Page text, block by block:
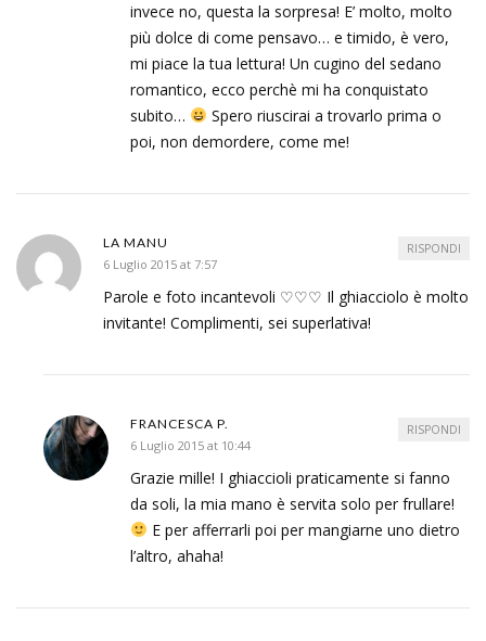
invece no, questa la sorpresa! E’ molto, molto
più dolce di come pensavo… e timido, è vero,
mi piace la tua lettura! Un cugino del sedano
romantico, ecco perchè mi ha conquistato
subito…
Spero riuscirai a trovarlo prima o
poi, non demordere, come me!
LA MANU
6 Luglio 2015 at 7:57
Parole e foto incantevoli ♡♡♡ Il ghiacciolo è molto
invitante! Complimenti, sei superlativa!
RISPONDI
FRANCESCA P.
6 Luglio 2015 at 10:44
Grazie mille! I ghiaccioli praticamente si fanno
da soli, la mia mano è servita solo per frullare!
E per afferrarli poi per mangiarne uno dietro
l’altro, ahaha!
RISPONDI